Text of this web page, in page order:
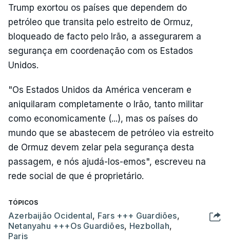
Trump exortou os países que dependem do
petróleo que transita pelo estreito de Ormuz,
bloqueado de facto pelo Irão, a assegurarem a
segurança em coordenação com os Estados
Unidos.
"Os Estados Unidos da América venceram e
aniquilaram completamente o Irão, tanto militar
como economicamente (...), mas os países do
mundo que se abastecem de petróleo via estreito
de Ormuz devem zelar pela segurança desta
passagem, e nós ajudá-los-emos", escreveu na
rede social de que é proprietário.
TÓPICOS
Azerbaijão Ocidental, Fars +++ Guardiões,
Netanyahu +++Os Guardiões, Hezbollah,
Paris